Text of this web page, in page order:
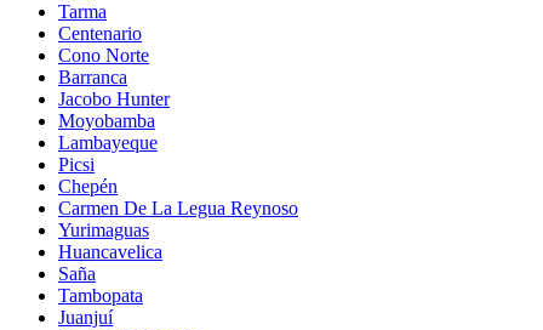
Tarma
Centenario
Cono Norte
Barranca
Jacobo Hunter
Moyobamba
Lambayeque
Picsi
Chepén
Carmen De La Legua Reynoso
Yurimaguas
Huancavelica
Saña
Tambopata
Juanjuí